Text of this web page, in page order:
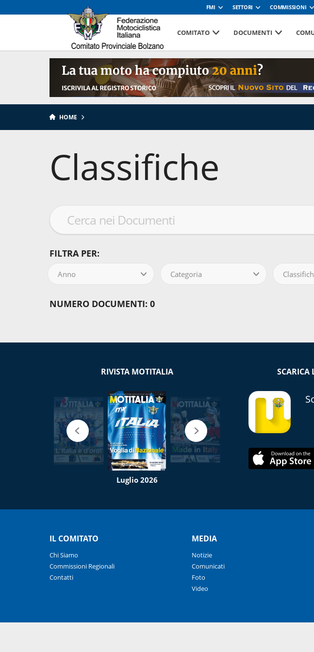
FMI SETTORI COMMISSIONI
COMITATO DOCUMENTI
HOME
Classifiche
FILTRA PER:
Anno Categoria
NUMERO DOCUMENTI: 0
RIVISTA MOTITALIA
Luglio 2026
SCARICA
IL COMITATO
Chi Siamo
Commissioni Regionali
Contatti
MEDIA
Notizie
Comunicati
Foto
Video